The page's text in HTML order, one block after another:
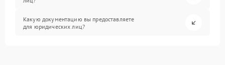
Какую документацию вы предоставляете
для юридических лиц?